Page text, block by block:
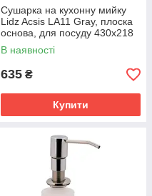
Сушарка на кухонну мийку
Lidz Acsis LA11 Gray, плоска
основа, для посуду 430х218
мм LDACSLA11GRA49765
В наявності
635 ₴
Купити